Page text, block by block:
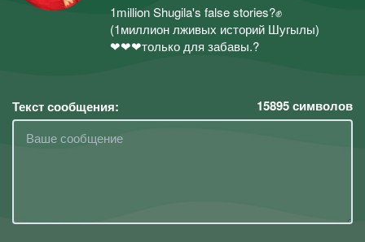
1million Shugila's false stories?✊
(1миллион лживых историй Шугылы)
❤❤❤только для забавы.?
Текст сообщения: 15895символов